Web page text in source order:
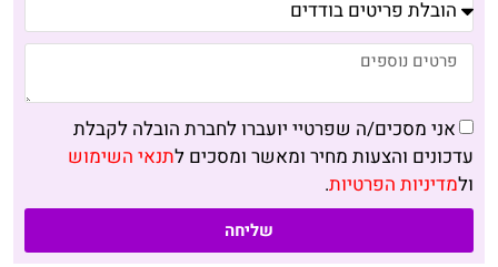
אני מסכים/ה שפרטיי יועברו לחברת הובלה לקבלת
עדכונים והצעות מחיר ומאשר ומסכים לתנאי השימוש
ולמדיניות הפרטיות.
שליחה